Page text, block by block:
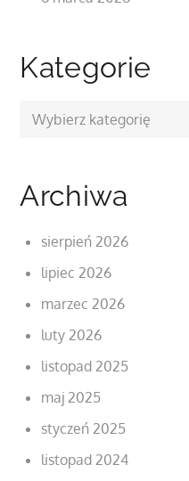
Kategorie
Kategorie
Archiwa
sierpień 2026
lipiec 2026
marzec 2026
luty 2026
listopad 2025
maj 2025
styczeń 2025
listopad 2024